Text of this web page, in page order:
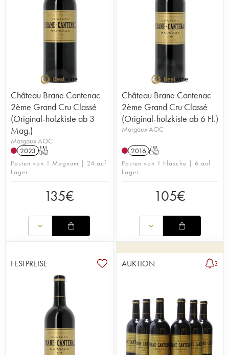
Château Brane Cantenac
2ème Grand Cru Classé
(Original-holzkiste ab 3
Mag.)
Margaux AOC
2023 T
Posten von 1 Magnum | 24 auf
Lager
135€
Château Brane Cantenac
2ème Grand Cru Classé
(Original-holzkiste ab 6 Fl.)
Margaux AOC
2016 T
Posten von 1 Flasche | 6 auf
Lager
105€
FESTPREISE AUKTION 3